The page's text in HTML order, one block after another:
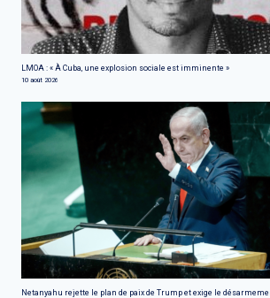
LMOA : « À Cuba, une explosion sociale est imminente »
10 août 2026
Netanyahu rejette le plan de paix de Trump et exige le